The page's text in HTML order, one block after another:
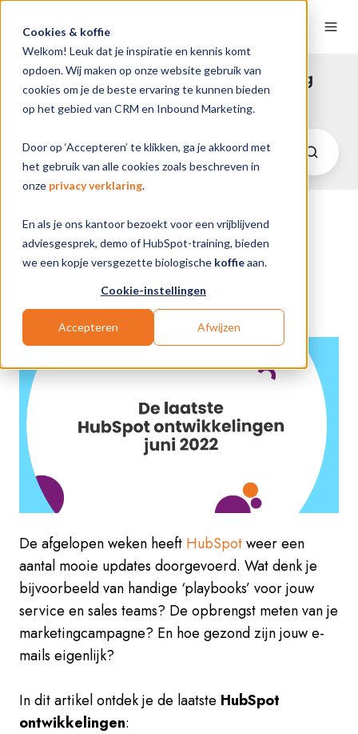
Cookies & koffie
Welkom! Leuk dat je inspiratie en kennis komt
opdoen. Wij maken op onze website gebruik van
cookies om je de beste ervaring te kunnen bieden
op het gebied van CRM en Inbound Marketing.
Door op ‘Accepteren’ te klikken, ga je akkoord met
het gebruik van alle cookies zoals beschreven in
onze privacy verklaring.
En als je ons kantoor bezoekt voor een vrijblijvend
adviesgesprek, demo of HubSpot-training, bieden
we een kopje versgezette biologische koffieaan.
Cookie-instellingen
Accepteren Afwijzen
HubSpot CRM & Inbound Marketing
Insights
De laatste HubSpot
ontwikkelingen | juni 2022
vanAndrea van Witteloostuijnop 21-6-22 9:20
De afgelopen weken heeft HubSpotweer een
aantal mooie updates doorgevoerd. Wat denk je
bijvoorbeeld van handige ‘playbooks’ voor jouw
service en sales teams? De opbrengst meten van je
marketingcampagne? En hoe gezond zijn jouw e-
mails eigenlijk?
In dit artikel ontdek je de laatste HubSpot
ontwikkelingen: